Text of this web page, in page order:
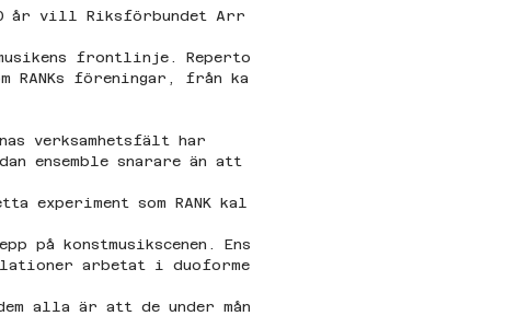
år vill Riksförbundet Arr
frontlinje. Reperto
RANKs föreningar, från ka
verksamhetsfält har
ensemble snarare än att
experiment som RANK kal
på konstmusikscenen. Ens
arbetat i duoforme
alla är att de under mån